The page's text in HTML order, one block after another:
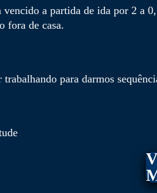
a partida de ida por 2 a
fora de casa.
para darmos